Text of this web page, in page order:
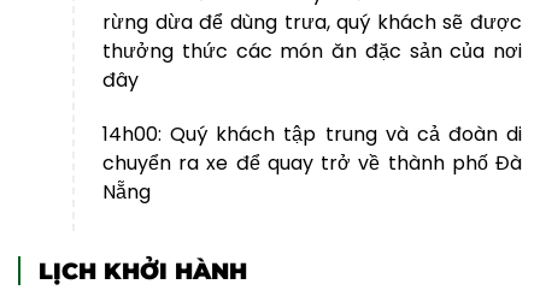
rừng dừa để dùng trưa, quý khách sẽ được
thưởng thức các món ăn đặc sản của nơi
đây
14h00: Quý khách tập trung và cả đoàn di
chuyển ra xe để quay trở về thành phố Đà
Nẵng
LỊCH KHỞI HÀNH